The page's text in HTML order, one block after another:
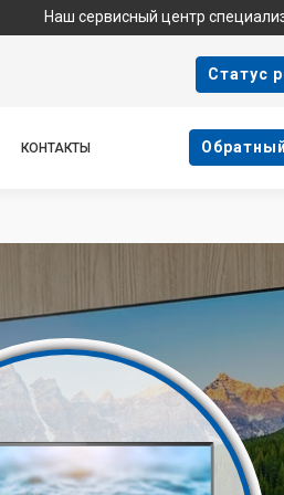
центр специализируется на
Cтатус
КОНТАКТЫ